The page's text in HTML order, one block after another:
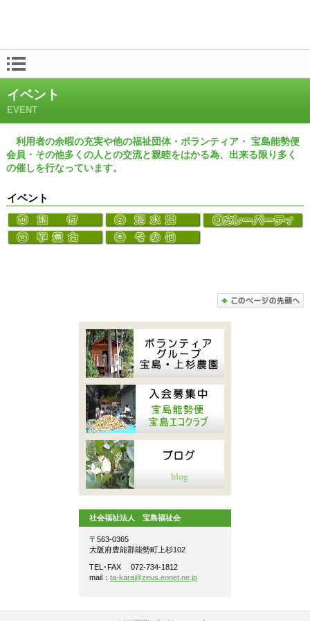
イベント
EVENT
利用者の余暇の充実や他の福祉団体・ボランティア・ 宝島能勢便
会員・その他多くの人との交流と親睦をはかる為、出来る限り多く
の催しを行なっています。
イベント
社会福祉法人 宝島福祉会
〒563-0365
大阪府豊能郡能勢町上杉102
TEL･FAX 072-734-1812
mail： ta-kara@zeus.eonet.ne.jp